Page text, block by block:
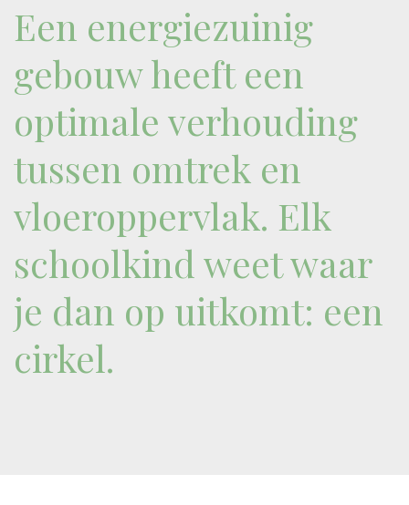
Een energiezuinig
gebouw heeft een
optimale verhouding
tussen omtrek en
vloeroppervlak. Elk
schoolkind weet waar
je dan op uitkomt: een
cirkel.